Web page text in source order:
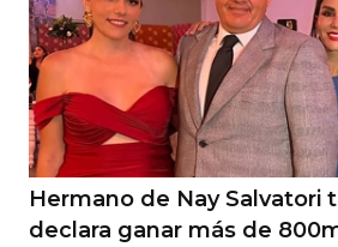
Hermano de Nay Salvatori
declara ganar más de